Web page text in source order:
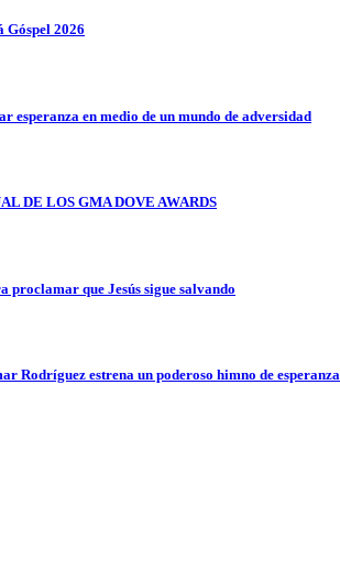
Góspel 2026
esperanza en medio de un mundo de adversidad
DE LOS GMA DOVE AWARDS
proclamar que Jesús sigue salvando
Rodríguez estrena un poderoso himno de esperanza